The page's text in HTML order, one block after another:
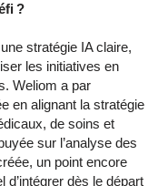
?
stratégie IA claire,
les initiatives en
Weliom a par
en alignant la stratégie
de soins et
sur l’analyse des
un point encore
d’intégrer dès le départ